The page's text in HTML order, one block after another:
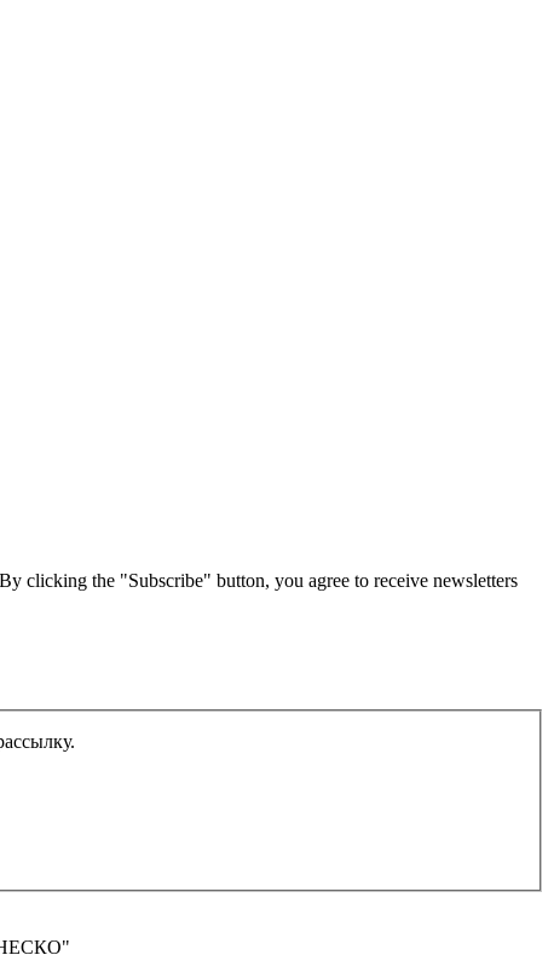
the "Subscribe" button, you agree to receive newsletters